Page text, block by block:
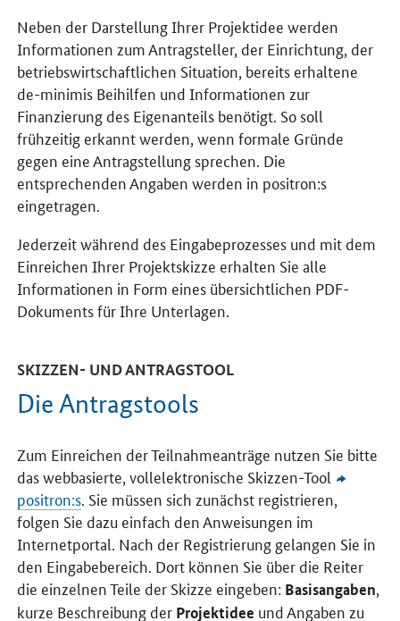
Neben der Darstellung Ihrer Projektidee werden
Informationen zum Antragsteller, der Einrichtung, der
betriebswirtschaftlichen Situation, bereits erhaltene
de-minimis Beihilfen und Informationen zur
Finanzierung des Eigenanteils benötigt. So soll
frühzeitig erkannt werden, wenn formale Gründe
gegen eine Antragstellung sprechen. Die
entsprechenden Angaben werden in positron:s
eingetragen.
Jederzeit während des Eingabeprozesses und mit dem
Einreichen Ihrer Projektskizze erhalten Sie alle
Informationen in Form eines übersichtlichen PDF-
Dokuments für Ihre Unterlagen.
SKIZZEN- UND ANTRAGSTOOL
Die Antragstools
Zum Einreichen der Teilnahmeanträge nutzen Sie bitte
das webbasierte, vollelektronische Skizzen-Tool
positron:s . Sie müssen sich zunächst registrieren,
folgen Sie dazu einfach den Anweisungen im
Internetportal. Nach der Registrierung gelangen Sie in
den Eingabebereich. Dort können Sie über die Reiter
die einzelnen Teile der Skizze eingeben: Basisangaben
kurze Beschreibung der Projektidee und Angaben zu